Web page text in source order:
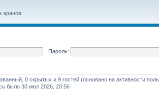
кранов
Пароль:
0 скрытых и 9 гостей (основано на активности
было 30 июл 2026, 20:56